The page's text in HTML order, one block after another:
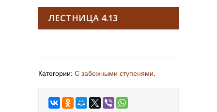
ЛЕСТНИЦА 4.13
Категории: С забежными ступенями